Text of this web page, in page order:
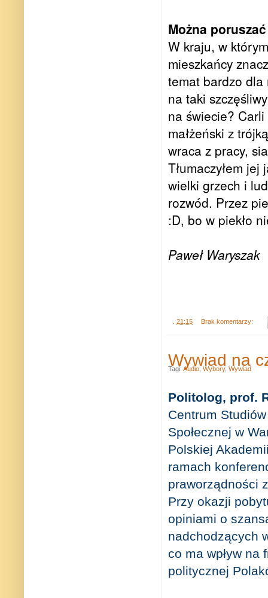
Można
W kraju, w
mieszkańcy
temat bardzo dla
na taki
na świecie?
małżeński z
wraca z pracy,
Tłumaczyłem
wielki grzech i
rozwód. Przez
:D, bo w piekło
Paweł Waryszak
21:15 Brak komentarzy:
Wywiad na
Politolog, prof.
Centrum
Społecznej w
Polskiej
ramach
praworządności
Przy okazji
opiniami o
nadchodzących
co ma wpływ na
politycznej
Tagi: Audio Wybory, Wywiad